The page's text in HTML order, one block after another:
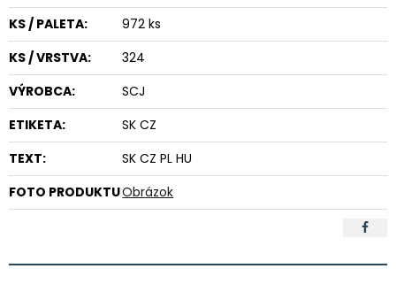
KS / PALETA:
972 ks
KS / VRSTVA:
324
VÝROBCA:
SCJ
ETIKETA:
SK CZ
TEXT:
SK CZ PL HU
FOTO PRODUKTUObrázok